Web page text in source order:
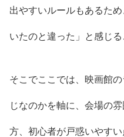
出やすいルールもあるた
いたのと違った」と感じる
そこでここでは、映画館
じなのかを軸に、会場の
方、初心者が戸惑いやす